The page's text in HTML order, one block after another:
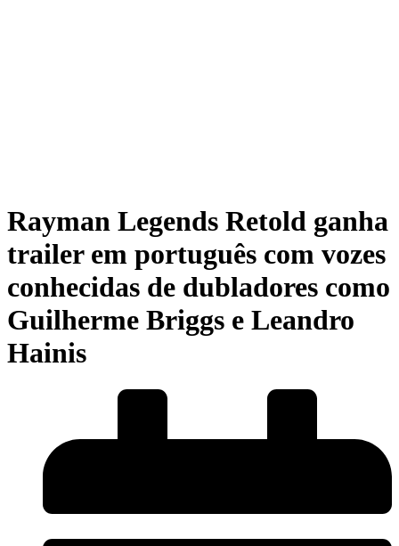
Rayman Legends Retold ganha
trailer em português com vozes
conhecidas de dubladores como
Guilherme Briggs e Leandro
Hainis